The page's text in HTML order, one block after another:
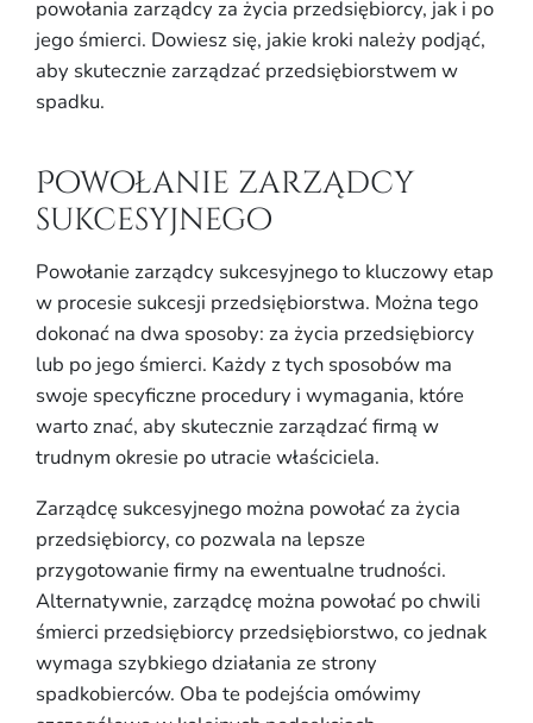
powołania zarządcy za życia przedsiębiorcy, jak i po
jego śmierci. Dowiesz się, jakie kroki należy podjąć,
aby skutecznie zarządzać przedsiębiorstwem w
spadku.
Powołanie zarządcy
sukcesyjnego
Powołanie zarządcy sukcesyjnego to kluczowy etap
w procesie sukcesji przedsiębiorstwa. Można tego
dokonać na dwa sposoby: za życia przedsiębiorcy
lub po jego śmierci. Każdy z tych sposobów ma
swoje specyficzne procedury i wymagania, które
warto znać, aby skutecznie zarządzać firmą w
trudnym okresie po utracie właściciela.
Zarządcę sukcesyjnego można powołać za życia
przedsiębiorcy, co pozwala na lepsze
przygotowanie firmy na ewentualne trudności.
Alternatywnie, zarządcę można powołać po chwili
śmierci przedsiębiorcy przedsiębiorstwo, co jednak
wymaga szybkiego działania ze strony
spadkobierców. Oba te podejścia omówimy